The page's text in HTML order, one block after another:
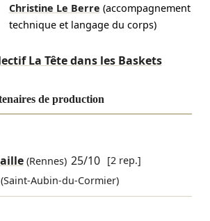
Christine Le Berre (accompagnement
technique et langage du corps)
La Tête dans les Baskets
de production
(Rennes) 25/10 [2 rep.]
(Saint-Aubin-du-Cormier)